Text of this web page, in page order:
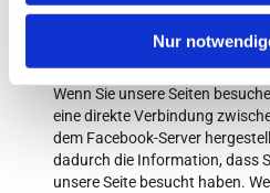
Nur
"Like-Button" ("Gefällt mir") auf
Übersicht über die Facebook-
http://
Wenn Sie unsere Seiten
eine direkte Verbindung
dem Facebook-Server
dadurch die Information, dass
unsere Seite besucht haben.